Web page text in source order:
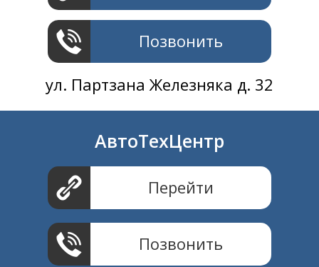
Позвонить
ул. Партзана Железняка д. 32
АвтоТехЦентр
Перейти
Позвонить